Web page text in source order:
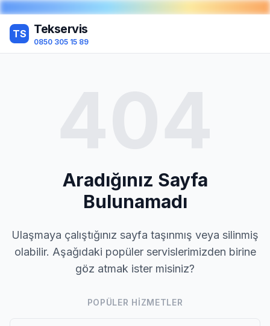
TS Tekservis
0850 305 15 89
Aradığınız Sayfa
Bulunamadı
Ulaşmaya çalıştığınız sayfa taşınmış veya silinmiş
olabilir. Aşağıdaki popüler servislerimizden birine
göz atmak ister misiniz?
POPÜLER HIZMETLER